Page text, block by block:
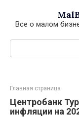
контентуВсе о малом
Поиск:
Главная страница
Центробанк
инфляции на